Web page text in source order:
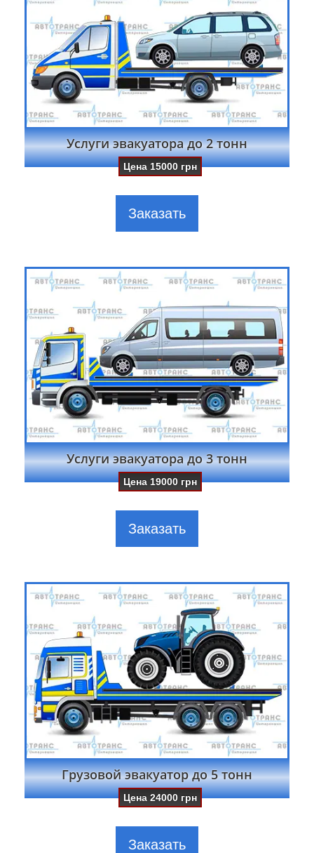
Услуги эвакуатора до 2 тонн
Цена15000 грн
Заказать
Услуги эвакуатора до 3 тонн
Цена19000 грн
Заказать
Грузовой эвакуатор до 5 тонн
Цена24000 грн
Заказать